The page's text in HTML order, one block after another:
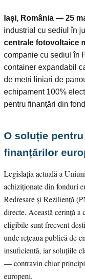
Iași, România — 25
industrial cu sediul în
centrale fotovoltaice
companie cu sediul în
container expandabil
de metri liniari de
echipament 100%
pentru finanțări din
O soluție
finanțărilor
Legislația actuală a
achiziționate din fonduri
Redresare și Reziliență
directe. Această cerință a
eligibile sunt frecvent
unde rețeaua publică de
insuficientă, iar soluțiile
— contravin chiar
europeni.